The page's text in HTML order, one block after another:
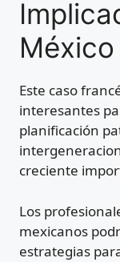
México
Este caso
interesantes
planificación
creciente
Los
mexicanos
estrategias